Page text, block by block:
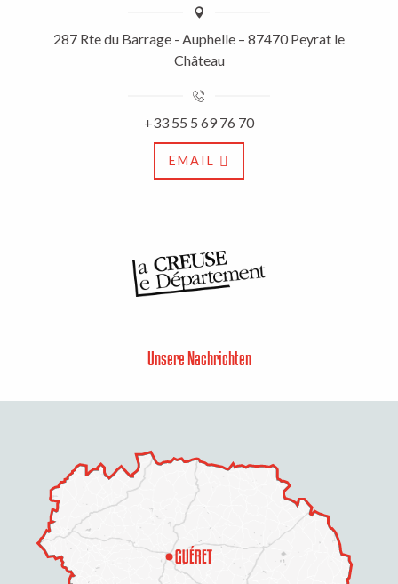
287 Rte du Barrage - Auphelle – 87470 Peyrat le
Château
+33 55 5 69 76 70
EMAIL
Unsere Nachrichten